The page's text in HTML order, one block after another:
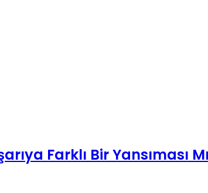
Farklı Bir Yansıması